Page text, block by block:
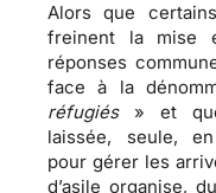
Alors que
freinent la mise
réponses
face à la
réfugiés» et
laissée, seule,
pour gérer les
d’asile organise,